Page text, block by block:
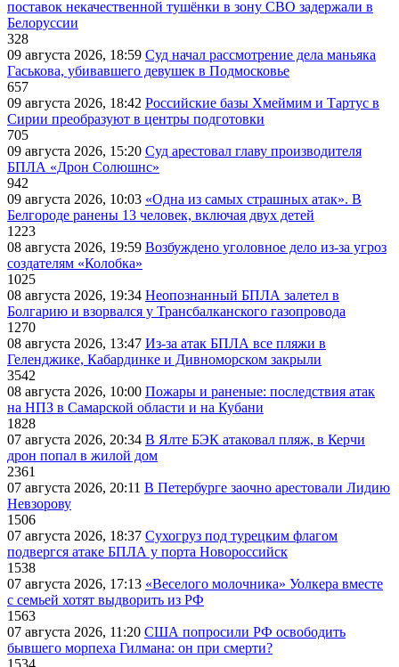
поставок некачественной тушёнки в зону СВО задержали в
Белоруссии
328
09 августа 2026, 18:59 Суд начал рассмотрение дела маньяка
Гаськова, убивавшего девушек в Подмосковье
657
09 августа 2026, 18:42 Российские базы Хмеймим и Тартус в
Сирии преобразуют в центры подготовки
705
09 августа 2026, 15:20 Суд арестовал главу производителя
БПЛА «Дрон Солюшнс»
942
09 августа 2026, 10:03 «Одна из самых страшных атак». В
Белгороде ранены 13 человек, включая двух детей
1223
08 августа 2026, 19:59 Возбуждено уголовное дело из-за угроз
создателям «Колобка»
1025
08 августа 2026, 19:34 Неопознанный БПЛА залетел в
Болгарию и взорвался у Трансбалканского газопровода
1270
08 августа 2026, 13:47 Из-за атак БПЛА все пляжи в
Геленджике, Кабардинке и Дивноморском закрыли
3542
08 августа 2026, 10:00 Пожары и раненые: последствия атак
на НПЗ в Самарской области и на Кубани
1828
07 августа 2026, 20:34 В Ялте БЭК атаковал пляж, в Керчи
дрон попал в жилой дом
2361
07 августа 2026, 20:11 В Петербурге заочно арестовали Лидию
Невзорову
1506
07 августа 2026, 18:37 Сухогруз под турецким флагом
подвергся атаке БПЛА у порта Новороссийск
1538
07 августа 2026, 17:13 «Веселого молочника» Уолкера вместе
с семьей хотят выдворить из РФ
1563
07 августа 2026, 11:20 США попросили РФ освободить
бывшего морпеха Гилмана: он при смерти?
1534